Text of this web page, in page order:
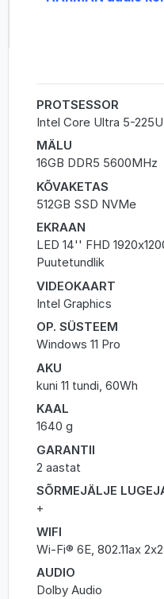
PROTSESSOR
Intel Core Ultra 5-
MÄLU
16GB DDR5 5600MHz
KÕVAKETAS
512GB SSD NVMe
EKRAAN
LED 14'' FHD
Puutetundlik
VIDEOKAART
Intel Graphics
OP. SÜSTEEM
Windows 11 Pro
AKU
kuni 11 tundi, 60Wh
KAAL
1640 g
GARANTII
2 aastat
SÕRMEJÄLJE
+
WIFI
Wi-Fi® 6E, 802.11ax
AUDIO
Dolby Audio